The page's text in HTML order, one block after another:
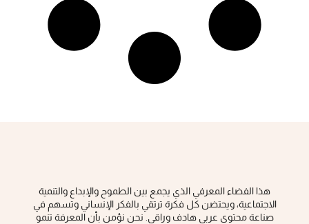
هذا الفضاء المعرفي الذي يجمع بين الطموح والإبداع والتنمية
الاجتماعية، ويحتضن كل فكرة ‏ترتقي بالفكر الإنساني وتسهم في
صناعة محتوى عربي هادف وراقي‎.‎ نحن نؤمن بأن المعرفة تنمو